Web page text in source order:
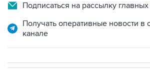
Подписаться на рассылку
Получать оперативные новости
канале